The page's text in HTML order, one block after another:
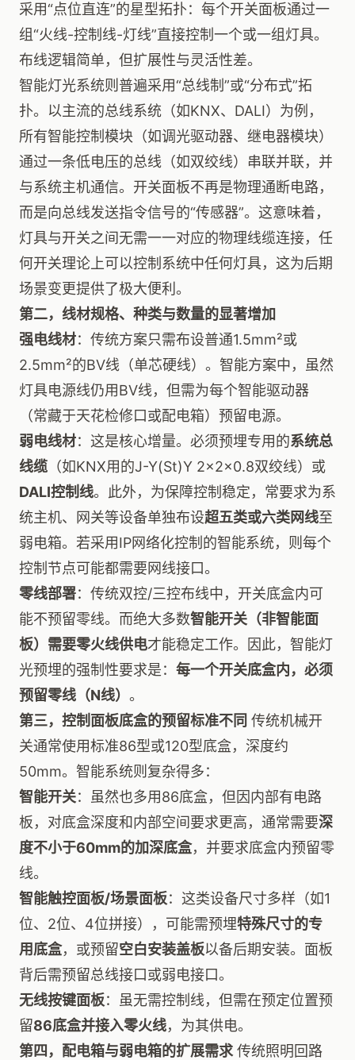
采用“点位直连”的星型拓扑：每个开关面板通过一
组“火线-控制线-灯线”直接控制一个或一组灯具。
布线逻辑简单，但扩展性与灵活性差。
智能灯光系统则普遍采用“总线制”或“分布式”拓
扑。以主流的总线系统（如KNX、DALI）为例，
所有智能控制模块（如调光驱动器、继电器模块）
通过一条低电压的总线（如双绞线）串联并联，并
与系统主机通信。开关面板不再是物理通断电路，
而是向总线发送指令信号的“传感器”。这意味着，
灯具与开关之间无需一一对应的物理线缆连接，任
何开关理论上可以控制系统中任何灯具，这为后期
场景变更提供了极大便利。
第二，线材规格、种类与数量的显著增加
强电线材：传统方案只需布设普通1.5mm²或
2.5mm²的BV线（单芯硬线）。智能方案中，虽然
灯具电源线仍用BV线，但需为每个智能驱动器
（常藏于天花检修口或配电箱）预留电源。
弱电线材：这是核心增量。必须预埋专用的系统总
线缆 （如KNX用的J-Y(St)Y 2x2x0.8双绞线）或
DALI控制线。此外，为保障控制稳定，常要求为系
统主机、网关等设备单独布设超五类或六类网线至
弱电箱。若采用IP网络化控制的智能系统，则每个
控制节点可能都需要网线接口。
零线部署：传统双控/三控布线中，开关底盒内可
能不预留零线。而绝大多数智能开关（非智能面
板）需要零火线供电才能稳定工作。因此，智能灯
光预埋的强制性要求是： 每一个开关底盒内，必须
预留零线（N线） 。
第三，控制面板底盒的预留标准不同 传统机械开
关通常使用标准86型或120型底盒，深度约
50mm。智能系统则复杂得多：
智能开关：虽然也多用86底盒，但因内部有电路
板，对底盒深度和内部空间要求更高，通常需要深
度不小于60mm的加深底盒，并要求底盒内预留零
线。
智能触控面板/场景面板：这类设备尺寸多样（如1
位、2位、4位拼接），可能需预埋特殊尺寸的专
用底盒，或预留空白安装盖板以备后期安装。面板
背后需预留总线接口或弱电接口。
无线按键面板：虽无需控制线，但需在预定位置预
留86底盒并接入零火线，为其供电。
第四，配电箱与弱电箱的扩展需求传统照明回路